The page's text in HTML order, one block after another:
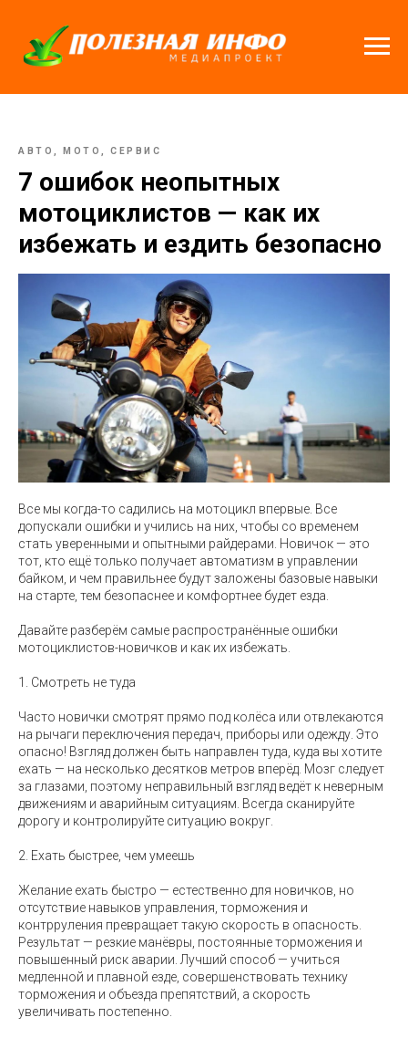
АВТО, МОТО, СЕРВИС
7 ошибок неопытных
мотоциклистов — как их
избежать и ездить безопасно
Все мы когда-то садились на мотоцикл впервые. Все
допускали ошибки и учились на них, чтобы со временем
стать уверенными и опытными райдерами. Новичок — это
тот, кто ещё только получает автоматизм в управлении
байком, и чем правильнее будут заложены базовые навыки
на старте, тем безопаснее и комфортнее будет езда.
Давайте разберём самые распространённые ошибки
мотоциклистов-новичков и как их избежать.
1. Смотреть не туда
Часто новички смотрят прямо под колёса или отвлекаются
на рычаги переключения передач, приборы или одежду. Это
опасно! Взгляд должен быть направлен туда, куда вы хотите
ехать — на несколько десятков метров вперёд. Мозг следует
за глазами, поэтому неправильный взгляд ведёт к неверным
движениям и аварийным ситуациям. Всегда сканируйте
дорогу и контролируйте ситуацию вокруг.
2. Ехать быстрее, чем умеешь
Желание ехать быстро — естественно для новичков, но
отсутствие навыков управления, торможения и
контрруления превращает такую скорость в опасность.
Результат — резкие манёвры, постоянные торможения и
повышенный риск аварии. Лучший способ — учиться
медленной и плавной езде, совершенствовать технику
торможения и объезда препятствий, а скорость
увеличивать постепенно.